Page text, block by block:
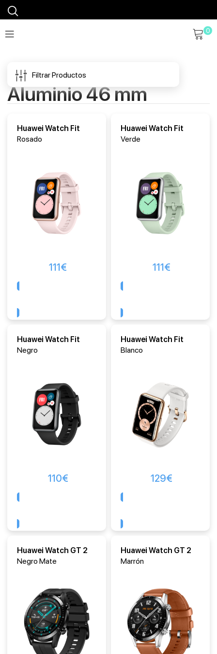
0
Aluminio 46 mm
Filtrar Productos
Huawei Watch Fit
Rosado
111€
Huawei Watch Fit
Verde
111€
Huawei Watch Fit
Negro
110€
Huawei Watch Fit
Blanco
129€
Huawei Watch GT 2
Negro Mate
Huawei Watch GT 2
Marrón